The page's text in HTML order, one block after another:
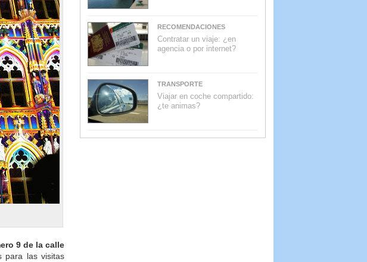
9 de la calle
para las visitas
RECOMENDACIONES
Contratar un viaje: ¿en
agencia o por internet?
TRANSPORTE
Viajar en coche compartido:
¿te animas?